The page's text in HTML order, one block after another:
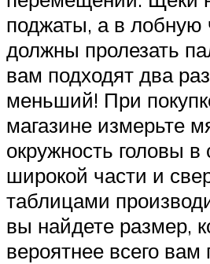
поджаты, а в лобную
должны пролезать
вам подходят два
меньший! При
магазине измерьте
окружность головы в
широкой части и
таблицами
вы найдете размер,
вероятнее всего вам